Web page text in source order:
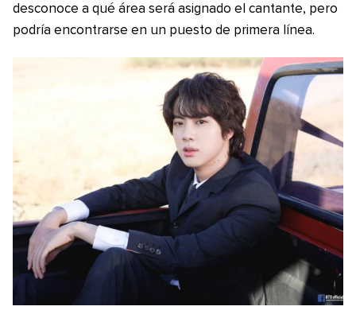
desconoce a qué área será asignado el cantante, pero
podría encontrarse en un puesto de primera línea.